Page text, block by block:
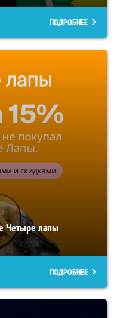
ПОДРОБНЕЕ
Четыре лапы
ПОДРОБНЕЕ